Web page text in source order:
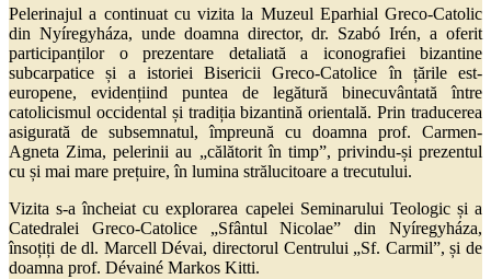
Pelerinajul a continuat cu vizita la Muzeul Eparhial Greco-Catolic
din Nyíregyháza, unde doamna director, dr. Szabó Irén, a oferit
participanților o prezentare detaliată a iconografiei bizantine
subcarpatice și a istoriei Bisericii Greco-Catolice în țările est-
europene, evidențiind puntea de legătură binecuvântată între
catolicismul occidental și tradiția bizantină orientală. Prin traducerea
asigurată de subsemnatul, împreună cu doamna prof. Carmen-
Agneta Zima, pelerinii au „călătorit în timp”, privindu-și prezentul
cu și mai mare prețuire, în lumina strălucitoare a trecutului.
Vizita s-a încheiat cu explorarea capelei Seminarului Teologic și a
Catedralei Greco-Catolice „Sfântul Nicolae” din Nyíregyháza,
însoțiți de dl. Marcell Dévai, directorul Centrului „Sf. Carmil”, și de
doamna prof. Dévainé Markos Kitti.